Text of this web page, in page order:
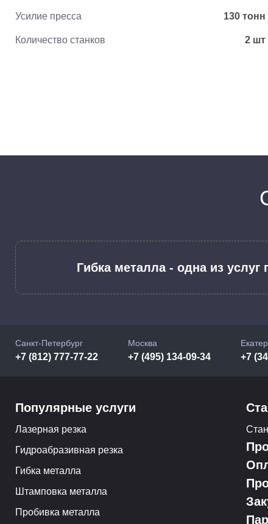
Усилие пресса 130 тонн
Количество станков 2 шт
Гибка металла - одна из
Санкт-Петербург
+7 (812) 777-77-22
Москва
+7 (495) 134-09-34 +7
Популярные услуги
Лазерная резка
Гидроабразивная резка
Гибка металла
Штамповка металла
Пробивка металла